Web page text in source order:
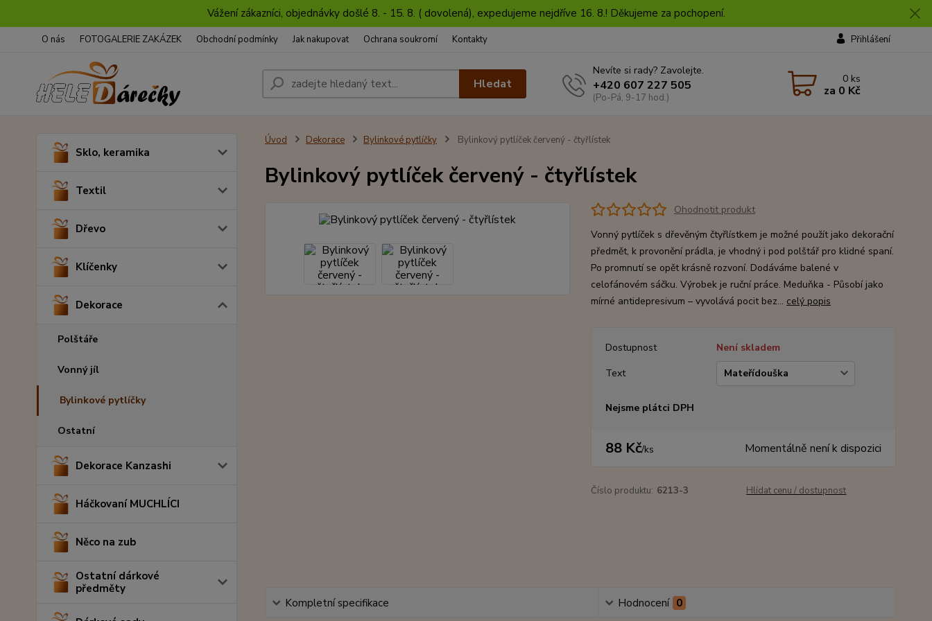
Vážení zákazníci, objednávky došlé 8. - 15. 8. ( dovolená), expedujeme nejdříve 16. 8.! Děkujeme za pochopení.
O nás FOTOGALERIE ZAKÁZEK Obchodní podmínky Jak nakupovat Ochrana soukromí Kontakty Přihlášení
Hledat
Nevíte si rady? Zavolejte.
+420 607 227 505
(Po-Pá, 9-17 hod.)
0 ks
za 0 Kč
Sklo, keramika
Textil
Dřevo
Klíčenky
Dekorace
Polštáře
Vonný jíl
Bylinkové pytlíčky
Ostatní
Dekorace Kanzashi
Háčkovaní MUCHLÍCI
Něco na zub
Ostatní dárkové
předměty
Úvod Dekorace Bylinkové pytlíčky Bylinkový pytlíček červený - čtyřlístek
Bylinkový pytlíček červený - čtyřlístek
Ohodnotit produkt
Vonný pytlíček s dřevěným čtyřlístkem je možné použít jako dekorační
předmět, k provonění prádla, je vhodný i pod polštář pro klidné spaní.
Po promnutí se opět krásně rozvoní. Dodáváme balené v
celofánovém sáčku. Výrobek je ruční práce. Meduňka - Působí jako
mírné antidepresivum – vyvolává pocit bez... celý popis
Dostupnost
Není skladem
Text
Nejsme plátci DPH
88 Kč/ks Momentálně není k dispozici
Číslo produktu: 6213-3 Hlídat cenu / dostupnost
Kompletní specifikace Hodnocení 0